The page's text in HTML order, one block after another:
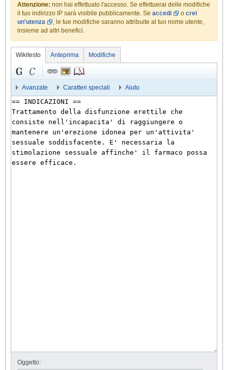
Attenzione: non hai effettuato l'accesso. Se effettuerai delle modifiche
il tuo indirizzo IP sarà visibile pubblicamente. Se accedi o crei
un'utenza
, le tue modifiche saranno attribuite al tuo nome utente,
insieme ad altri benefici.
Wikitesto Anteprima Modifiche
Avanzate Caratteri speciali Aiuto
Oggetto: